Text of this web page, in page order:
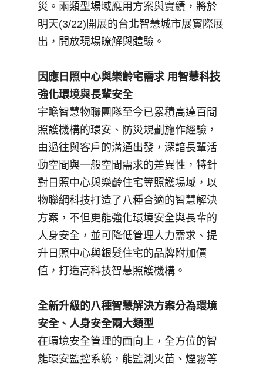
災。兩類型場域應用方案與實績，將於
明天(3/22)開展的台北智慧城市展實際展
出，開放現場瞭解與體驗。
因應日照中心與樂齡宅需求 用智慧科技
強化環境與長輩安全
宇瞻智慧物聯團隊至今已累積高達百間
照護機構的環安、防災規劃施作經驗，
由過往與客戶的溝通出發，深諳長輩活
動空間與一般空間需求的差異性，特針
對日照中心與樂齡住宅等照護場域，以
物聯網科技打造了八種合適的智慧解決
方案，不但更能強化環境安全與長輩的
人身安全，並可降低管理人力需求、提
升日照中心與銀髮住宅的品牌附加價
值，打造高科技智慧照護機構。
全新升級的八種智慧解決方案分為環境
安全、人身安全兩大類型
在環境安全管理的面向上，全方位的智
能環安監控系統，能監測火苗、煙霧等